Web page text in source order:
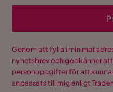
Genom att fylla i min
nyhetsbrev och godkänner
personuppgifter för att
anpassats till mig enligt